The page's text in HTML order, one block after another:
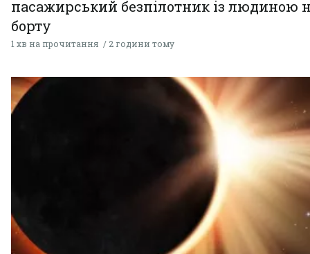
пасажирський безпілотник із людиною
борту
1 хв на прочитання 2 години тому